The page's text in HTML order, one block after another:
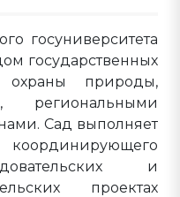
госуниверситета
государственных
природы,
региональными
Сад выполняет
и
проектах